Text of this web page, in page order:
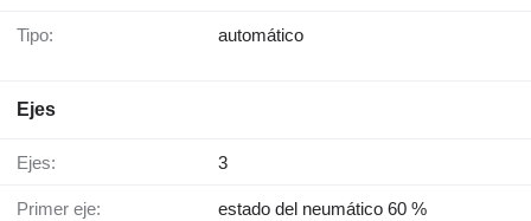
Tipo: automático
Ejes
Ejes: 3
Primer eje: estado del neumático 60 %